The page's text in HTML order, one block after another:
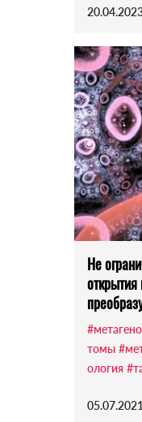
Не
открытия
томы
ология
05.07.2021